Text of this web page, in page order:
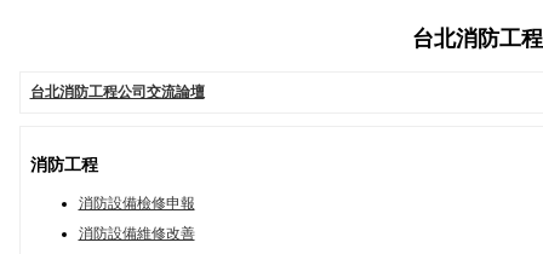
台北消防工
台北消防工程公司交流論壇
消防工程
消防設備檢修申報
消防設備維修改善